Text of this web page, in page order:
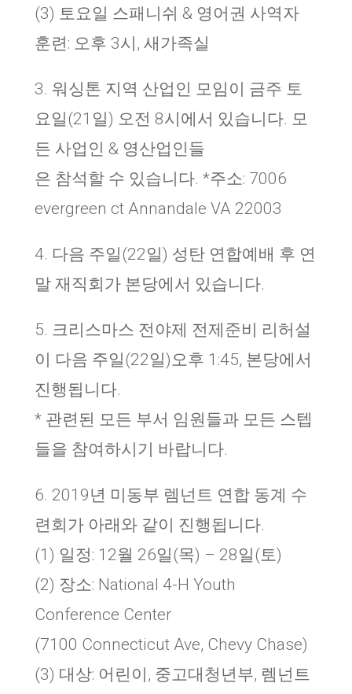
(3) 토요일 스패니쉬 & 영어권 사역자
훈련: 오후 3시, 새가족실
3. 워싱톤 지역 산업인 모임이 금주 토
요일(21일) 오전 8시에서 있습니다. 모
든 사업인 & 영산업인들
은 참석할 수 있습니다. *주소: 7006
evergreen ct Annandale VA 22003
4. 다음 주일(22일) 성탄 연합예배 후 연
말 재직회가 본당에서 있습니다.
5. 크리스마스 전야제 전제준비 리허설
이 다음 주일(22일)오후 1:45, 본당에서
진행됩니다.
* 관련된 모든 부서 임원들과 모든 스텝
들을 참여하시기 바랍니다.
6. 2019년 미동부 렘넌트 연합 동계 수
련회가 아래와 같이 진행됩니다.
(1) 일정: 12월 26일(목) – 28일(토)
(2) 장소: National 4-H Youth
Conference Center
(7100 Connecticut Ave, Chevy Chase)
(3) 대상: 어린이, 중고대청년부, 렘넌트